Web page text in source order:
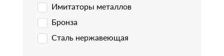
Имитаторы металлов
Бронза
Сталь нержавеющая